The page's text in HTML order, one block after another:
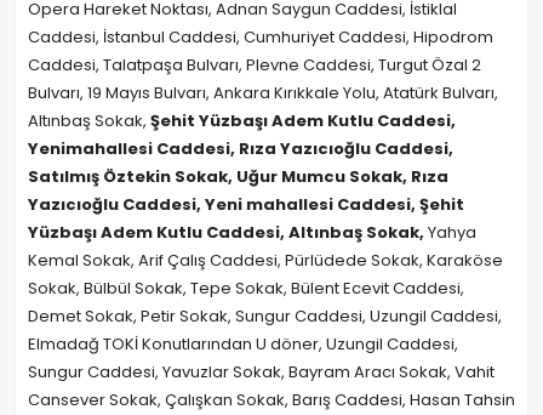
Opera Hareket Noktası, Adnan Saygun Caddesi, İstiklal
Caddesi, İstanbul Caddesi, Cumhuriyet Caddesi, Hipodrom
Caddesi, Talatpaşa Bulvarı, Plevne Caddesi, Turgut Özal 2
Bulvarı, 19 Mayıs Bulvarı, Ankara Kırıkkale Yolu, Atatürk Bulvarı,
Altınbaş Sokak, Şehit Yüzbaşı Adem Kutlu Caddesi,
Yenimahallesi Caddesi, Rıza Yazıcıoğlu Caddesi,
Satılmış Öztekin Sokak, Uğur Mumcu Sokak, Rıza
Yazıcıoğlu Caddesi, Yeni mahallesi Caddesi, Şehit
Yüzbaşı Adem Kutlu Caddesi, Altınbaş Sokak, Yahya
Kemal Sokak, Arif Çalış Caddesi, Pürlüdede Sokak, Karaköse
Sokak, Bülbül Sokak, Tepe Sokak, Bülent Ecevit Caddesi,
Demet Sokak, Petir Sokak, Sungur Caddesi, Uzungil Caddesi,
Elmadağ TOKİ Konutlarından U döner, Uzungil Caddesi,
Sungur Caddesi, Yavuzlar Sokak, Bayram Aracı Sokak, Vahit
Cansever Sokak, Çalışkan Sokak, Barış Caddesi, Hasan Tahsin